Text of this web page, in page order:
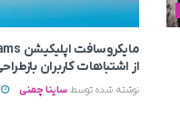
از اشتباهات کاربران
نوشته شده توسط ساینا چمنی